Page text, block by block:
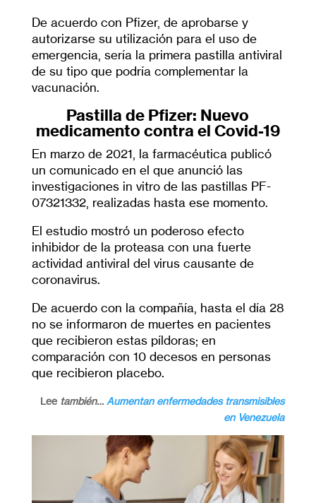
De acuerdo con Pfizer, de aprobarse y
autorizarse su utilización para el uso de
emergencia, sería la primera pastilla antiviral
de su tipo que podría complementar la
vacunación.
Pastilla de Pfizer: Nuevo
medicamento contra el Covid-19
En marzo de 2021, la farmacéutica publicó
un comunicado en el que anunció las
investigaciones in vitro de las pastillas PF-
07321332, realizadas hasta ese momento.
El estudio mostró un poderoso efecto
inhibidor de la proteasa con una fuerte
actividad antiviral del virus causante de
coronavirus.
De acuerdo con la compañía, hasta el día 28
no se informaron de muertes en pacientes
que recibieron estas píldoras; en
comparación con 10 decesos en personas
que recibieron placebo.
Lee también…Aumentan enfermedades transmisibles
en Venezuela